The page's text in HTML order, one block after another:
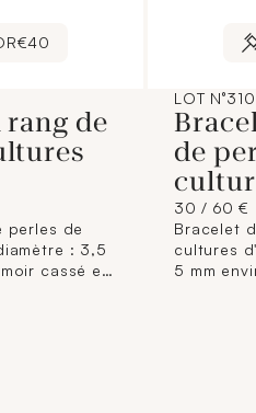
€40
de
perles de
: 3,5
cassé en
LOT N°310
de
30 / 60 €
Bracelet
cultures
5 mm